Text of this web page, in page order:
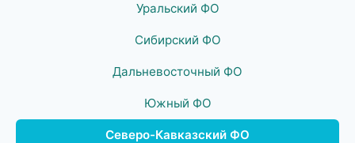
Уральский ФО
Сибирский ФО
Дальневосточный ФО
Южный ФО
Северо-Кавказский ФО